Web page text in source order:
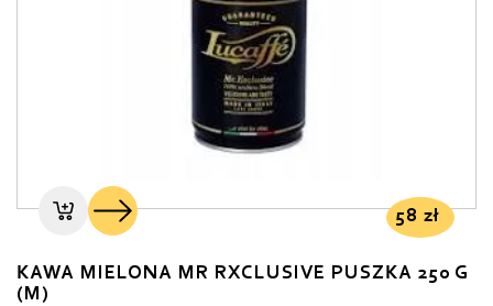
58 zł
KAWA MIELONA MR RXCLUSIVE PUSZKA 250 G
(M)